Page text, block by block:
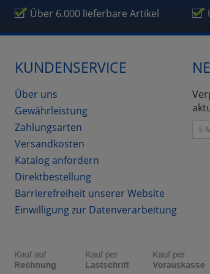
Über 6.000 lieferbare Artikel
KUNDENSERVICE
Über uns
Gewährleistung
Zahlungsarten
Versandkosten
Katalog anfordern
Direktbestellung
Barrierefreiheit unserer Website
Einwilligung zur Datenverarbeitung
zurückzu Haupptseite Zustimmung